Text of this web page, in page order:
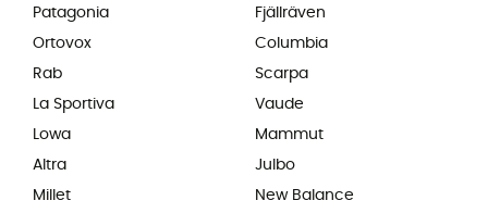
Patagonia
Ortovox
Rab
La Sportiva
Lowa
Altra
Millet
Fjällräven
Columbia
Scarpa
Vaude
Mammut
Julbo
New Balance